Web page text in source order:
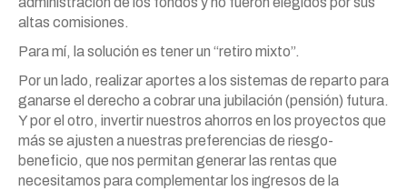
altas comisiones.
Para mí, la solución es tener un “retiro mixto”.
Por un lado, realizar aportes a los sistemas de reparto para
ganarse el derecho a cobrar una jubilación (pensión) futura.
Y por el otro, invertir nuestros ahorros en los proyectos que
más se ajusten a nuestras preferencias de riesgo-
beneficio, que nos permitan generar las rentas que
necesitamos para complementar los ingresos de la